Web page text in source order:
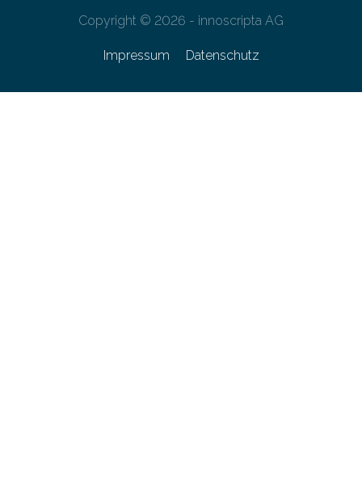
Copyright © 2026 - innoscripta AG
Impressum Datenschutz